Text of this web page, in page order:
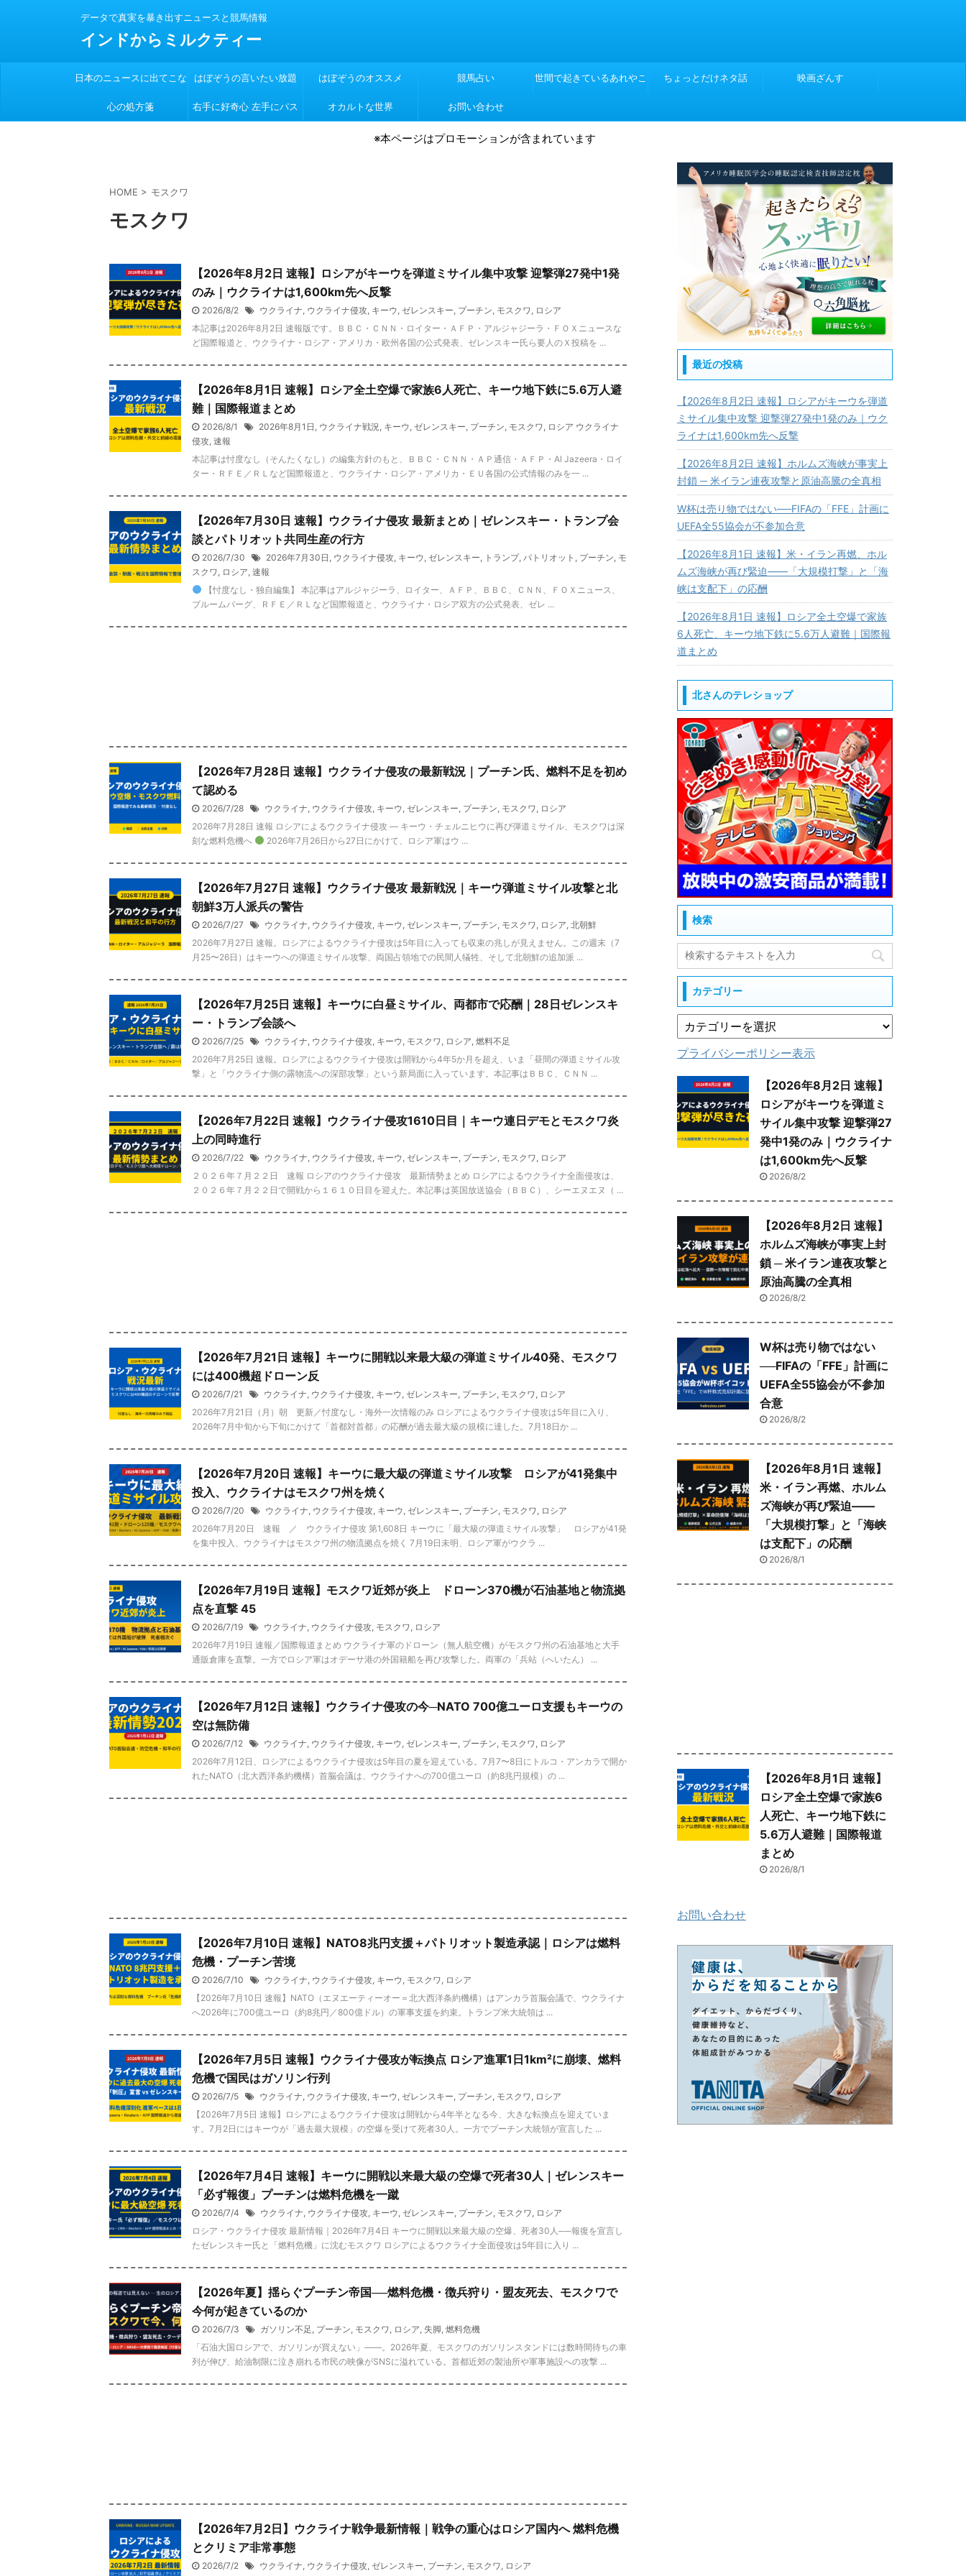
データで真実を暴き出すニュースと競馬情報
インドからミルクティー
日本のニュースに出てこな
い
はぼぞうの言いたい放題 はぼぞうのオススメ 競馬占い 世間で起きているあれやこ ちょっとだけネタ話 映画ざんす
心の処方箋 右手に好奇心 左手にパス オカルトな世界 お問い合わせ
※本ページはプロモーションが含まれています
HOME > モスクワ
モスクワ
【2026年8月2日 速報】ロシアがキーウを弾道ミサイル集中攻撃 迎撃弾27発中1発
のみ｜ウクライナは1,600km先へ反撃
2026/8/2 ウクライナ, ウクライナ侵攻, キーウ, ゼレンスキー, プーチン, モスクワ, ロシア
本記事は2026年8月2日 速報版です。ＢＢＣ・ＣＮＮ・ロイター・ＡＦＰ・アルジャジーラ・ＦＯＸニュースな
ど国際報道と、ウクライナ・ロシア・アメリカ・欧州各国の公式発表、ゼレンスキー氏ら要人のＸ投稿を ...
【2026年8月1日 速報】ロシア全土空爆で家族6人死亡、キーウ地下鉄に5.6万人避
難｜国際報道まとめ
2026/8/1 2026年8月1日 , ウクライナ戦況, キーウ, ゼレンスキー, プーチン, モスクワ, ロシア ウクライナ
侵攻, 速報
本記事は忖度なし（そんたくなし）の編集方針のもと、ＢＢＣ・ＣＮＮ・ＡＰ通信・ＡＦＰ・Al Jazeera・ロイ
ター・ＲＦＥ／ＲＬなど国際報道と、ウクライナ・ロシア・アメリカ・ＥＵ各国の公式情報のみを一 ...
【2026年7月30日 速報】ウクライナ侵攻 最新まとめ｜ゼレンスキー・トランプ会
談とパトリオット共同生産の行方
2026/7/30 2026年7月30日 , ウクライナ侵攻, キーウ, ゼレンスキー, トランプ, パトリオット , プーチン, モ
スクワ, ロシア, 速報
【忖度なし・独自編集】 本記事はアルジャジーラ、ロイター、ＡＦＰ、ＢＢＣ、ＣＮＮ、ＦＯＸニュース、
ブルームバーグ、ＲＦＥ／ＲＬなど国際報道と、ウクライナ・ロシア双方の公式発表、ゼレ ...
【2026年7月28日 速報】ウクライナ侵攻の最新戦況｜プーチン氏、燃料不足を初め
て認める
2026/7/28 ウクライナ, ウクライナ侵攻, キーウ, ゼレンスキー, プーチン, モスクワ, ロシア
2026年7月28日 速報 ロシアによるウクライナ侵攻 ― キーウ・チェルニヒウに再び弾道ミサイル、モスクワは深
刻な燃料危機へ
2026年7月26日から27日にかけて、ロシア軍はウ ...
【2026年7月27日 速報】ウクライナ侵攻 最新戦況｜キーウ弾道ミサイル攻撃と北
朝鮮3万人派兵の警告
2026/7/27 ウクライナ, ウクライナ侵攻, キーウ, ゼレンスキー, プーチン, モスクワ, ロシア, 北朝鮮
2026年7月27日 速報。ロシアによるウクライナ侵攻は5年目に入っても収束の兆しが見えません。この週末（7
月25〜26日）はキーウへの弾道ミサイル攻撃、両国占領地での民間人犠牲、そして北朝鮮の追加派 ...
【2026年7月25日 速報】キーウに白昼ミサイル、両都市で応酬｜28日ゼレンスキ
ー・トランプ会談へ
2026/7/25 ウクライナ, ウクライナ侵攻, キーウ, モスクワ, ロシア, 燃料不足
2026年7月25日 速報。ロシアによるウクライナ侵攻は開戦から4年5か月を超え、いま「昼間の弾道ミサイル攻
撃」と「ウクライナ側の露物流への深部攻撃」という新局面に入っています。本記事はＢＢＣ、ＣＮＮ ...
【2026年7月22日 速報】ウクライナ侵攻1610日目｜キーウ連日デモとモスクワ炎
上の同時進行
2026/7/22 ウクライナ, ウクライナ侵攻, キーウ, ゼレンスキー, プーチン, モスクワ, ロシア
２０２６年７月２２日 速報 ロシアのウクライナ侵攻 最新情勢まとめ ロシアによるウクライナ全面侵攻は、
２０２６年７月２２日で開戦から１６１０日目を迎えた。本記事は英国放送協会（ＢＢＣ）、シーエヌエヌ（ ...
【2026年7月21日 速報】キーウに開戦以来最大級の弾道ミサイル40発、モスクワ
には400機超ドローン反
2026/7/21 ウクライナ, ウクライナ侵攻, キーウ, ゼレンスキー, プーチン, モスクワ, ロシア
2026年7月21日（月）朝 更新／忖度なし・海外一次情報のみ ロシアによるウクライナ侵攻は5年目に入り、
2026年7月中旬から下旬にかけて「首都対首都」の応酬が過去最大級の規模に達した。7月18日か ...
【2026年7月20日 速報】キーウに最大級の弾道ミサイル攻撃 ロシアが41発集中
投入、ウクライナはモスクワ州を焼く
2026/7/20 ウクライナ, ウクライナ侵攻, キーウ, ゼレンスキー, プーチン, モスクワ, ロシア
2026年7月20日 速報 ／ ウクライナ侵攻 第1,608日 キーウに「最大級の弾道ミサイル攻撃」 ロシアが41発
を集中投入、ウクライナはモスクワ州の物流拠点を焼く 7月19日未明、ロシア軍がウクラ ...
【2026年7月19日 速報】モスクワ近郊が炎上 ドローン370機が石油基地と物流拠
点を直撃 45
2026/7/19 ウクライナ, ウクライナ侵攻, モスクワ, ロシア
2026年7月19日 速報／国際報道まとめ ウクライナ軍のドローン（無人航空機）がモスクワ州の石油基地と大手
通販倉庫を直撃。一方でロシア軍はオデーサ港の外国籍船を再び攻撃した。両軍の「兵站（へいたん） ...
【2026年7月12日 速報】ウクライナ侵攻の今─NATO 700億ユーロ支援もキーウの
空は無防備
2026/7/12 ウクライナ, ウクライナ侵攻, キーウ, ゼレンスキー, プーチン, モスクワ, ロシア
2026年7月12日、ロシアによるウクライナ侵攻は5年目の夏を迎えている。7月7〜8日にトルコ・アンカラで開か
れたNATO（北大西洋条約機構）首脳会議は、ウクライナへの700億ユーロ（約8兆円規模）の ...
【2026年7月10日 速報】NATO8兆円支援＋パトリオット製造承認｜ロシアは燃料
危機・プーチン苦境
2026/7/10 ウクライナ, ウクライナ侵攻, キーウ, モスクワ, ロシア
【2026年7月10日 速報】NATO（エヌエーティーオー＝北大西洋条約機構）はアンカラ首脳会議で、ウクライナ
へ2026年に700億ユーロ（約8兆円／800億ドル）の軍事支援を約束。トランプ米大統領は ...
【2026年7月5日 速報】ウクライナ侵攻が転換点 ロシア進軍1日1km²に崩壊、燃料
危機で国民はガソリン行列
2026/7/5 ウクライナ, ウクライナ侵攻, キーウ, ゼレンスキー, プーチン, モスクワ, ロシア
【2026年7月5日 速報】ロシアによるウクライナ侵攻は開戦から4年半となる今、大きな転換点を迎えていま
す。7月2日にはキーウが「過去最大規模」の空爆を受けて死者30人。一方でプーチン大統領が宣言した ...
【2026年7月4日 速報】キーウに開戦以来最大級の空爆で死者30人｜ゼレンスキー
「必ず報復」プーチンは燃料危機を一蹴
2026/7/4 ウクライナ, ウクライナ侵攻, キーウ, ゼレンスキー, プーチン, モスクワ, ロシア
ロシア・ウクライナ侵攻 最新情報｜2026年7月4日 キーウに開戦以来最大級の空爆、死者30人──報復を宣言し
たゼレンスキー氏と「燃料危機」に沈むモスクワ ロシアによるウクライナ全面侵攻は5年目に入り ...
【2026年夏】揺らぐプーチン帝国──燃料危機・徴兵狩り・盟友死去、モスクワで
今何が起きているのか
2026/7/3 ガソリン不足 , プーチン, モスクワ, ロシア, 失脚, 燃料危機
「石油大国ロシアで、ガソリンが買えない」——。2026年夏、モスクワのガソリンスタンドには数時間待ちの車
列が伸び、給油制限に泣き崩れる市民の映像がSNSに溢れている。首都近郊の製油所や軍事施設への攻撃 ...
【2026年7月2日】ウクライナ戦争最新情報｜戦争の重心はロシア国内へ 燃料危機
とクリミア非常事態
2026/7/2 ウクライナ, ウクライナ侵攻, ゼレンスキー, プーチン, モスクワ, ロシア
最近の投稿
【2026年8月2日 速報】ロシアがキーウを弾道
ミサイル集中攻撃 迎撃弾27発中1発のみ｜ウク
ライナは1,600km先へ反撃
【2026年8月2日 速報】ホルムズ海峡が事実上
封鎖 ─ 米イラン連夜攻撃と原油高騰の全真相
W杯は売り物ではない──FIFAの「FFE」計画に
UEFA全55協会が不参加合意
【2026年8月1日 速報】米・イラン再燃、ホル
ムズ海峡が再び緊迫——「大規模打撃」と「海
峡は支配下」の応酬
【2026年8月1日 速報】ロシア全土空爆で家族
6人死亡、キーウ地下鉄に5.6万人避難｜国際報
道まとめ
北さんのテレショップ
検索
カテゴリー
プライバシーポリシー表示
【2026年8月2日 速報】
ロシアがキーウを弾道ミ
サイル集中攻撃 迎撃弾27
発中1発のみ｜ウクライナ
は1,600km先へ反撃
2026/8/2
【2026年8月2日 速報】
ホルムズ海峡が事実上封
鎖 ─ 米イラン連夜攻撃と
原油高騰の全真相
2026/8/2
W杯は売り物ではない
──FIFAの「FFE」計画に
UEFA全55協会が不参加
合意
2026/8/2
【2026年8月1日 速報】
米・イラン再燃、ホルム
ズ海峡が再び緊迫——
「大規模打撃」と「海峡
は支配下」の応酬
2026/8/1
【2026年8月1日 速報】
ロシア全土空爆で家族6
人死亡、キーウ地下鉄に
5.6万人避難｜国際報道
まとめ
2026/8/1
お問い合わせ